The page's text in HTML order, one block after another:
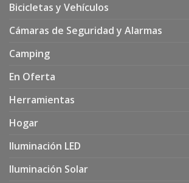
Bicicletas y Vehículos
Cámaras de Seguridad y Alarmas
Camping
En Oferta
Herramientas
Hogar
Iluminación LED
Iluminación Solar